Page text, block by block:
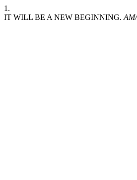
1.
IT WILL BE A NEW BEGINNING.